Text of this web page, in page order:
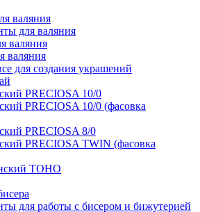
валяния
для валяния
валяния
валяния
для создания украшений
PRECIOSA 10/0
PRECIOSA 10/0 (фасовка
PRECIOSA 8/0
PRECIOSA TWIN (фасовка
TOHO
для работы с бисером и бижутерией